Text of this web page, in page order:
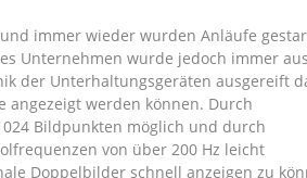
immer wieder wurden Anläufe
Unternehmen wurde jedoch immer aus
der Unterhaltungsgeräten ausgereift
werden können. Durch
Bildpunkten möglich und durch
von über 200 Hz leicht
Doppelbilder schnell anzeigen zu